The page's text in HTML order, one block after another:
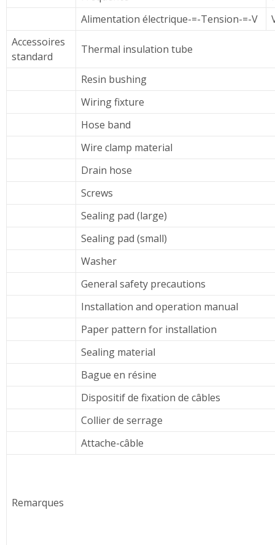
Alimentation électrique-=-Tension-=-V
Accessoires
standard
Thermal insulation tube
Resin bushing
Wiring fixture
Hose band
Wire clamp material
Drain hose
Screws
Sealing pad (large)
Sealing pad (small)
Washer
General safety precautions
Installation and operation manual
Paper pattern for installation
Sealing material
Bague en résine
Dispositif de fixation de câbles
Collier de serrage
Attache-câble
Remarques